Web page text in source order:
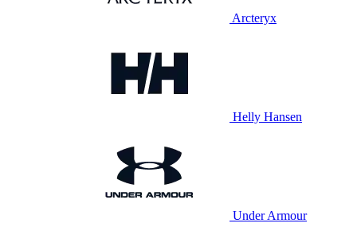
Arcteryx
Helly Hansen
Under Armour